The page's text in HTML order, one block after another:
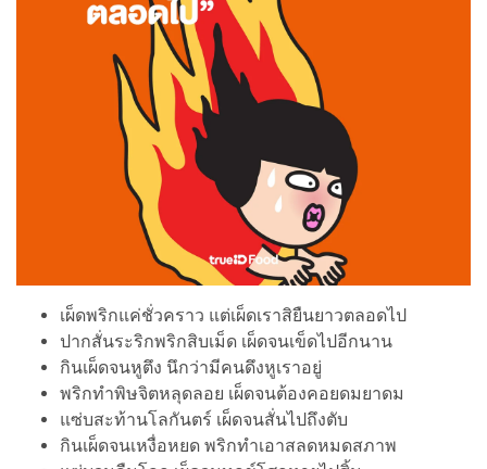
เผ็ดพริกแค่ชั่วคราว แต่เผ็ดเราสิยืนยาวตลอดไป
ปากสั่นระริกพริกสิบเม็ด เผ็ดจนเข็ดไปอีกนาน
กินเผ็ดจนหูตึง นึกว่ามีคนดึงหูเราอยู่
พริกทำพิษจิตหลุดลอย เผ็ดจนต้องคอยดมยาดม
แซ่บสะท้านโลกันตร์ เผ็ดจนสั่นไปถึงตับ
กินเผ็ดจนเหงื่อหยด พริกทำเอาสลดหมดสภาพ